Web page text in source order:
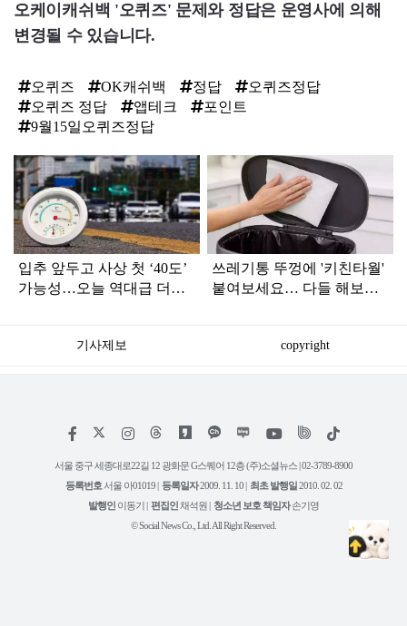
오케이캐쉬백 '오퀴즈' 문제와 정답은 운영사에 의해
변경될 수 있습니다.
오퀴즈 OK캐쉬백 정답
오퀴즈정답
오퀴즈 정답
앱테크
포인트
9월15일오퀴즈정답
탑
라
인
입추 앞두고 사상 첫 ‘40도’
가능성…오늘 역대급 더위
쓰레기통 뚜껑에 '키친타월'
붙여보세요… 다들 해보라
기사제보 copyright
페
스
인
타
램
위
트
유
튜
틱
서울 중구 세종대로22길 12 광화문 G스퀘어 12층 (주)소셜뉴스 | 02-3789-8900
등록번호 서울 아01019 | 등록일자2009. 11. 10 | 최초 발행일2010. 02. 02
발행인 이동기 | 편집인채석원 | 청소년 보호 책임자손기영
© Social News Co., Ltd. All Right Reserved.